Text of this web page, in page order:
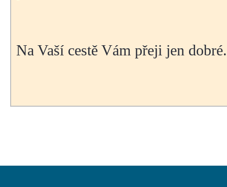
Na Vaší cestě Vám přeji jen dobré.